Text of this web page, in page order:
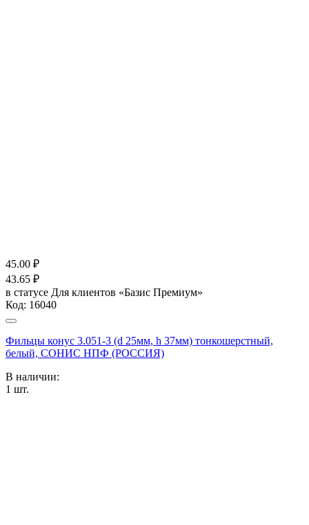
45.00 ₽
43.65 ₽
в статусе Для клиентов «Базис Премиум»
Код: 16040
Фильцы конус 3.051-3 (d 25мм, h 37мм) тонкошерстный,
белый, СОНИС НПФ (РОССИЯ)
В наличии:
1 шт.